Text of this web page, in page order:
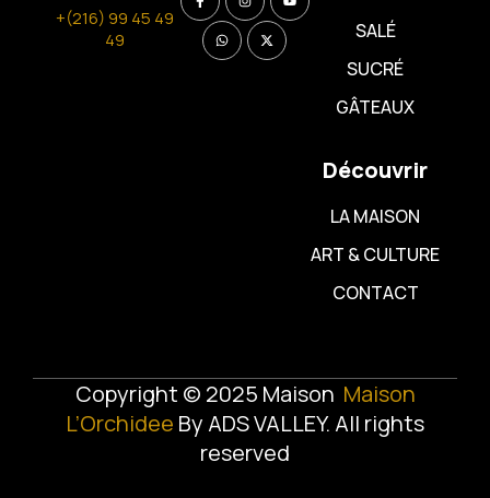
+(216) 99 45 49
49
SALÉ
SUCRÉ
GÂTEAUX
Découvrir
LA MAISON
ART & CULTURE
CONTACT
Copyright © 2025 Maison Maison
L’Orchidee By ADS VALLEY. All rights
reserved